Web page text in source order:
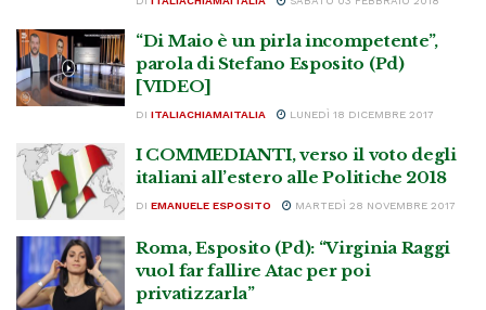
“Di Maio è un pirla incompetente”,
parola di Stefano Esposito (Pd)
[VIDEO]
DI ITALIACHIAMAITALIA LUNEDÌ 18 DICEMBRE 2017
I COMMEDIANTI, verso il voto degli
italiani all’estero alle Politiche 2018
DI EMANUELE ESPOSITO MARTEDÌ 28 NOVEMBRE 2017
Roma, Esposito (Pd): “Virginia Raggi
vuol far fallire Atac per poi
privatizzarla”